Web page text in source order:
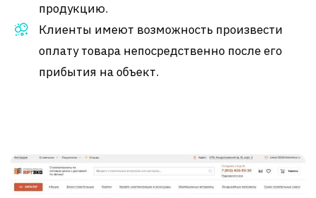
продукцию.
Клиенты имеют возможность произвести
оплату товара непосредственно после его
прибытия на объект.